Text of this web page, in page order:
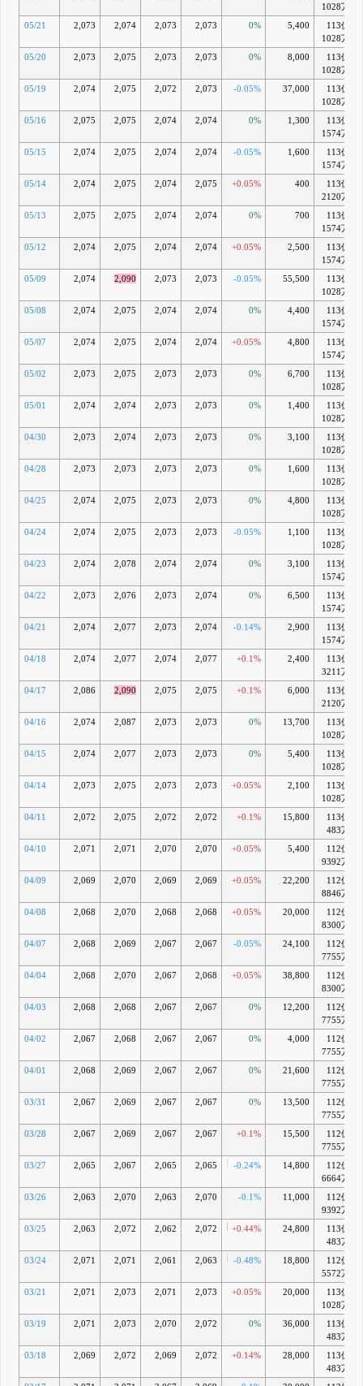
1028万
05/21
2,073 2,074 2,073 2,073 0% 5,400
113億
1028万
05/20
2,073 2,075 2,073 2,073 0% 8,000
113億
1028万
05/19
2,074 2,075 2,072 2,073 -0.05% 37,000
113億
1028万
05/16
2,075 2,075 2,074 2,074 0% 1,300
113億
1574万
05/15
2,074 2,075 2,074 2,074 -0.05% 1,600
113億
1574万
05/14
2,074 2,075 2,074 2,075 +0.05% 400
113億
2120万
05/13
2,075 2,075 2,074 2,074 0% 700
113億
1574万
05/12
2,074 2,075 2,074 2,074 +0.05% 2,500
113億
1574万
05/09
2,074 2,090 2,073 2,073 -0.05% 55,500
113億
1028万
05/08
2,074 2,075 2,074 2,074 0% 4,400
113億
1574万
05/07
2,074 2,075 2,074 2,074 +0.05% 4,800
113億
1574万
05/02
2,073 2,075 2,073 2,073 0% 6,700
113億
1028万
05/01
2,074 2,074 2,073 2,073 0% 1,400
113億
1028万
04/30
2,073 2,074 2,073 2,073 0% 3,100
113億
1028万
04/28
2,073 2,073 2,073 2,073 0% 1,600
113億
1028万
04/25
2,074 2,075 2,073 2,073 0% 4,800
113億
1028万
04/24
2,074 2,075 2,073 2,073 -0.05% 1,100
113億
1028万
04/23
2,074 2,078 2,074 2,074 0% 3,100
113億
1574万
04/22
2,073 2,076 2,073 2,074 0% 6,500
113億
1574万
04/21
2,074 2,077 2,073 2,074 -0.14% 2,900
113億
1574万
04/18
2,074 2,077 2,074 2,077 +0.1% 2,400
113億
3211万
04/17
2,086 2,090 2,075 2,075 +0.1% 6,000
113億
2120万
04/16
2,074 2,087 2,073 2,073 0% 13,700
113億
1028万
04/15
2,074 2,077 2,073 2,073 0% 5,400
113億
1028万
04/14
2,073 2,075 2,073 2,073 +0.05% 2,100
113億
1028万
04/11
2,072 2,075 2,072 2,072 +0.1% 15,800
113億
483万
04/10
2,071 2,071 2,070 2,070 +0.05% 5,400
112億
9392万
04/09
2,069 2,070 2,069 2,069 +0.05% 22,200
112億
8846万
04/08
2,068 2,070 2,068 2,068 +0.05% 20,000
112億
8300万
04/07
2,068 2,069 2,067 2,067 -0.05% 24,100
112億
7755万
04/04
2,068 2,070 2,067 2,068 +0.05% 38,800
112億
8300万
04/03
2,068 2,068 2,067 2,067 0% 12,200
112億
7755万
04/02
2,067 2,068 2,067 2,067 0% 4,000
112億
7755万
04/01
2,068 2,069 2,067 2,067 0% 21,600
112億
7755万
03/31
2,067 2,069 2,067 2,067 0% 13,500
112億
7755万
03/28
2,067 2,069 2,067 2,067 +0.1% 15,500
112億
7755万
03/27
2,065 2,067 2,065 2,065 -0.24% 14,800
112億
6664万
03/26
2,063 2,070 2,063 2,070 -0.1% 11,000
112億
9392万
03/25
2,063 2,072 2,062 2,072 +0.44% 24,800
113億
483万
03/24
2,071 2,071 2,061 2,063 -0.48% 18,800
112億
5572万
03/21
2,071 2,073 2,071 2,073 +0.05% 20,000
113億
1028万
03/19
2,071 2,073 2,070 2,072 0% 36,000
113億
483万
03/18
2,069 2,072 2,069 2,072 +0.14% 28,000
113億
483万